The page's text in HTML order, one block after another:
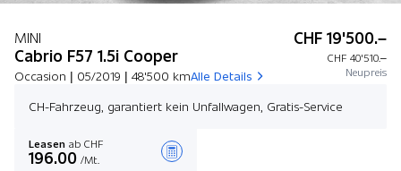
MINI
Cabrio F57 1.5i Cooper
Occasion | 05/2019 | 48'500 kmAlle Details
CHF 19'500.–
CHF 40'510.–
Neupreis
CH-Fahrzeug, garantiert kein Unfallwagen, Gratis-Service
Leasen ab CHF
196.00 /Mt.